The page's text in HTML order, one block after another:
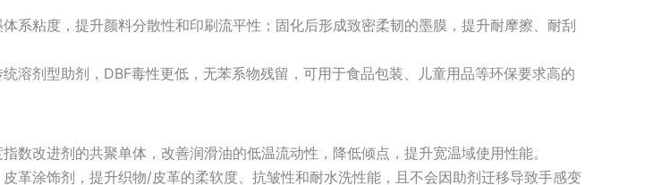
系粘度，提升颜料分散性和印刷流平性；固化后形成致密柔韧的墨膜，提升耐摩擦、耐刮
溶剂型助剂，DBF毒性更低，无苯系物残留，可用于食品包装、儿童用品等环保要求高的
数改进剂的共聚单体，改善润滑油的低温流动性，降低倾点，提升宽温域使用性能。
革涂饰剂，提升织物/皮革的柔软度、抗皱性和耐水洗性能，且不会因助剂迁移导致手感变